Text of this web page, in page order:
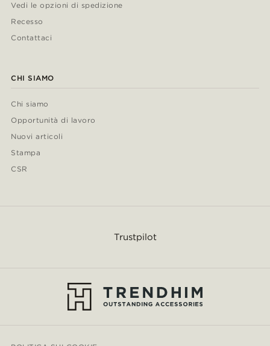
Vedi le opzioni di spedizione
Recesso
Contattaci
CHI SIAMO
Chi siamo
Opportunità di lavoro
Nuovi articoli
Stampa
CSR
Trustpilot